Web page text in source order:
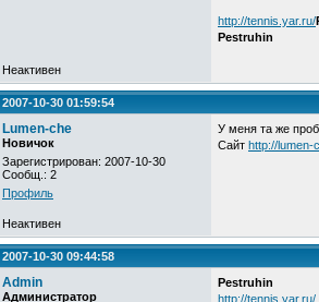
http://tennis.yar.ru/
Pestruhin
Неактивен
2007-10-30 01:59:54
Lumen-che
Новичок
Зарегистрирован: 2007-10-30
Сообщ.: 2
Профиль
У меня та же
Сайт http://lumen-
Неактивен
2007-10-30 09:44:58
Admin
Администратор
Pestruhin
http://tennis.yar.ru/